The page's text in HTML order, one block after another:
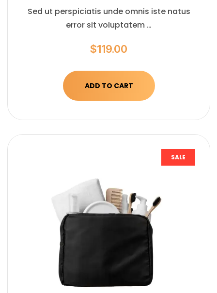
Sed ut perspiciatis unde omnis iste natus
error sit voluptatem …
$119.00
ADD TO CART
SALE